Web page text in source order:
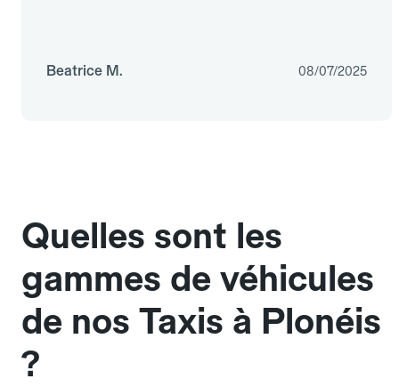
Beatrice M. 08/07/2025
Quelles sont les
gammes de véhicules
de nos Taxis à Plonéis
?